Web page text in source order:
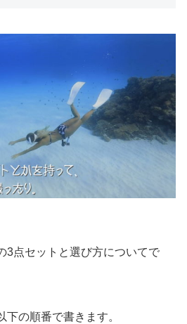
3点セットと選び方についてで
の順番で書きます。